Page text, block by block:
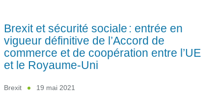
Brexit et sécurité sociale : entrée en
vigueur définitive de l’Accord de
commerce et de coopération entre l’UE
et le Royaume-Uni
Brexit
19 mai 2021